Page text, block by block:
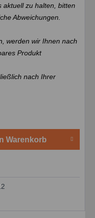
aktuell zu halten, bitten
Abweichungen.
werden wir Ihnen nach
Produkt
nach Ihrer
Warenkorb